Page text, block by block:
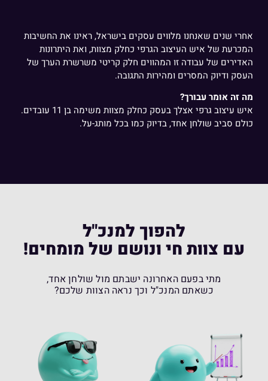
אחרי שנים שאנחנו מלווים עסקים בישראל, ראינו את החשיבות
המכרעת של איש העיצוב הגרפי כחלק מצוות, ואת היתרונות
האדירים של עבודה זו המהווים חלק קריטי משרשרת הערך של
העסק ודיוק המסרים ומהירות התגובה.
מה זה אומר עבורך?
איש עיצוב גרפי אצלך בעסק כחלק מצוות משימה בן 11 עובדים.
כולם סביב שולחן אחד, בדיוק כמו בכל מותג-על.
להפוך למנכ"ל
עם צוות חי ונושם של מומחים!
מתי בפעם האחרונה ישבתם מול שולחן אחד,
כשאתם המנכ"ל וכך נראה הצוות שלכם?